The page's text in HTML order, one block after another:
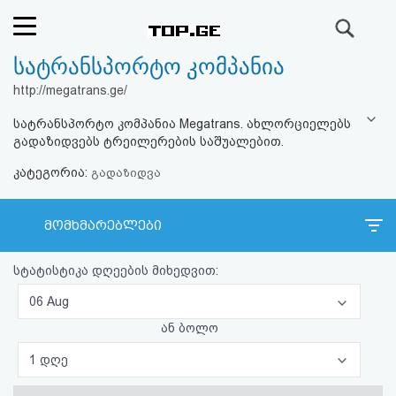
რეიტინგი
კითხვა-
პასუხი
ავტორიზაცია
პაროლის
სატრანსპორტო კომპანია
http://megatrans.ge/
სატრანსპორტო კომპანია Megatrans. ახლორციელებს
გადაზიდვებს ტრეილერების საშუალებით.
კატეგორია: გადაზიდვა
მომხმარებლები
სტატისტიკა დღეების მიხედვით:
06 Aug
ან ბოლო
1 დღე